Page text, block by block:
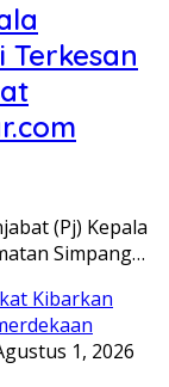
Terkesan
(Pj) Kepala
Simpang…
1, 2026